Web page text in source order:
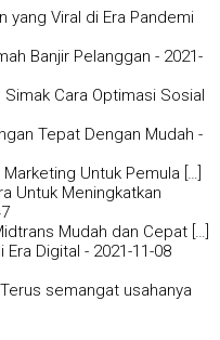
yang Viral di Era Pandemi
Banjir Pelanggan - 2021-
Simak Cara Optimasi Sosial
Tepat Dengan Mudah -
Untuk Pemula […]
Untuk Meningkatkan
Mudah dan Cepat […]
Era Digital - 2021-11-08
semangat usahanya